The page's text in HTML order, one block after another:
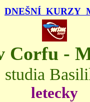
DNEŠNÍ KURZY
Corfu -
studia
letecky